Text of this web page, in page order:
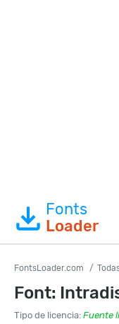
Fonts
Loader
FontsLoader.com
Font:
Tipo de licencia: Fuente